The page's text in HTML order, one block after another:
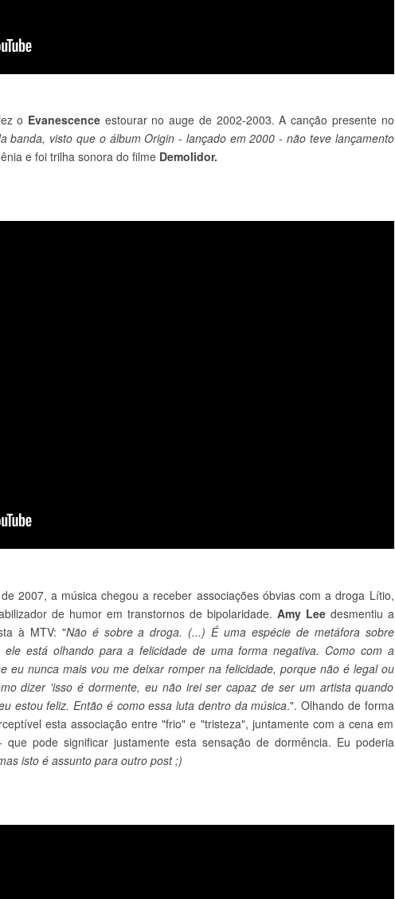
o Evanescence estourar no auge de 2002-2003. A canção presente no
banda, visto que o álbum Origin - lançado em 2000 - não teve lançamento
e foi trilha sonora do filme Demolidor.
2007, a música chegou a receber associações óbvias com a droga Lítio,
de humor em transtornos de bipolaridade. Amy Leedesmentiu a
à MTV: "Não é sobre a droga. (...) É uma espécie de metáfora sobre
ele está olhando para a felicidade de uma forma negativa. Como com a
eu nunca mais vou me deixar romper na felicidade, porque não é legal ou
dizer 'isso é dormente, eu não irei ser capaz de ser um artista quando
estou feliz. Então é como essa luta dentro da música.". Olhando de forma
esta associação entre "frio" e "tristeza", juntamente com a cena em
pode significar justamente esta sensação de dormência. Eu poderia
isto é assunto para outro post ;)